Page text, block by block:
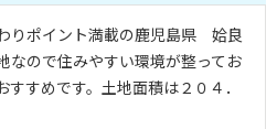
りポイント満載の鹿児島県 姶良
ので住みやすい環境が整ってお
すめです。土地面積は２０４．